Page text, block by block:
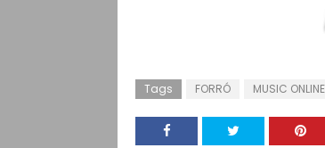
Tags FORRÓ MUSIC